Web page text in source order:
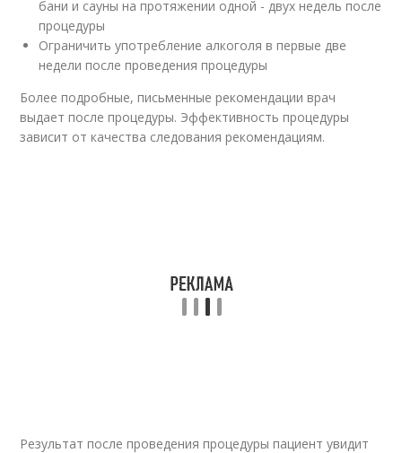
бани и сауны на протяжении одной - двух недель после
процедуры
Ограничить употребление алкоголя в первые две
недели после проведения процедуры
Более подробные, письменные рекомендации врач
выдает после процедуры. Эффективность процедуры
зависит от качества следования рекомендациям.
Результат после проведения процедуры пациент увидит